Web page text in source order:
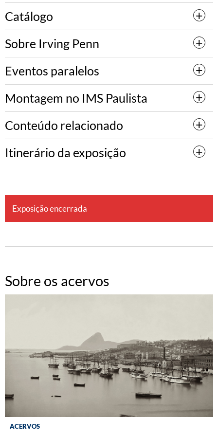
Catálogo
Sobre Irving Penn
Eventos paralelos
Montagem no IMS Paulista
Conteúdo relacionado
Itinerário da exposição
Exposição encerrada
Sobre os acervos
ACERVOS